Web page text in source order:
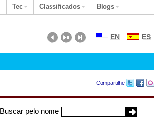
Tec Classificados
Blogs
EN ES
Compartilhe
Buscar pelo nome